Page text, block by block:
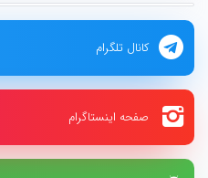
کانال تلگرام
صفحه اینستاگرام